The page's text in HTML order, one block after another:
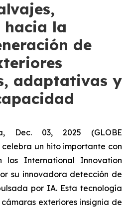
hacia la
de
adaptativas y
Dec. 03, 2025 (GLOBE
celebra un hito importante con
los International Innovation
su innovadora detección de
por IA. Esta tecnología
exteriores insignia de